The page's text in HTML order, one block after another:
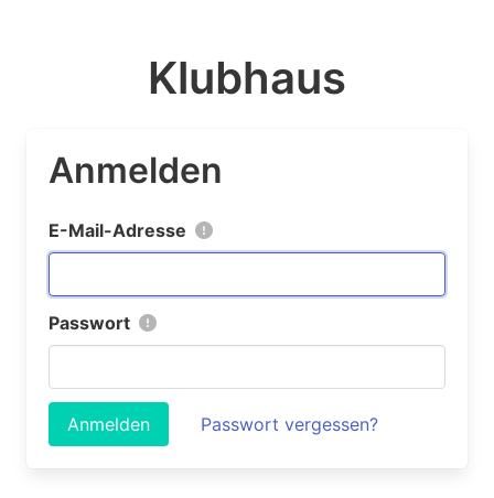
Klubhaus
Anmelden
E-Mail-Adresse
Passwort
Anmelden Passwort vergessen?